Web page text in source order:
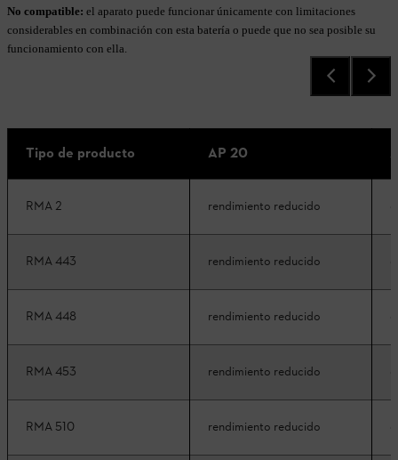
No compatible: el aparato puede funcionar únicamente con limitaciones
considerables en combinación con esta batería o puede que no sea posible su
funcionamiento con ella.
Tipo de producto AP 20
RMA 2 rendimiento reducido
RMA 443 rendimiento reducido
RMA 448 rendimiento reducido
RMA 453 rendimiento reducido
RMA 510 rendimiento reducido